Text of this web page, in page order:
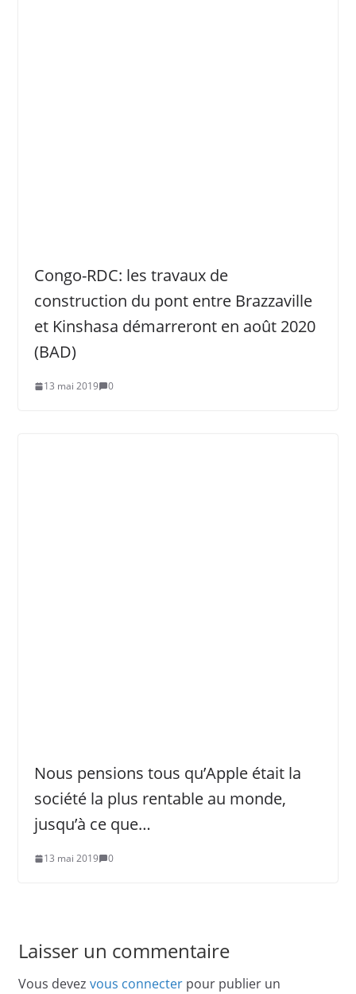
Congo-RDC: les travaux de
construction du pont entre Brazzaville
et Kinshasa démarreront en août 2020
(BAD)
13 mai 2019 0
Nous pensions tous qu’Apple était la
société la plus rentable au monde,
jusqu’à ce que…
13 mai 2019 0
Laisser un commentaire
Vous devez vous connecterpour publier un